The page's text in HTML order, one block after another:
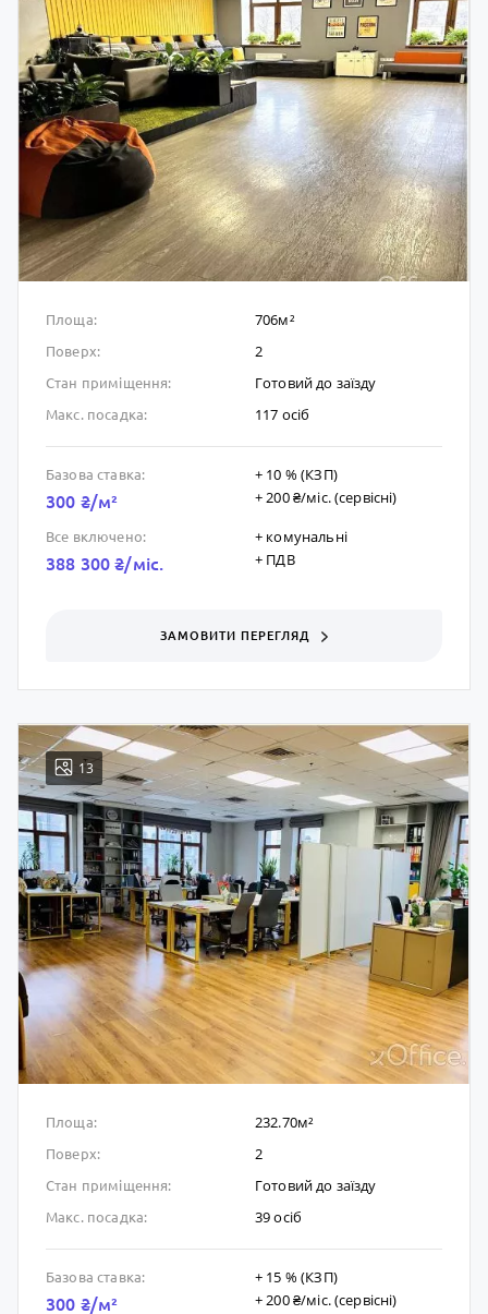
Площа: 706м²
Поверх: 2
Стан приміщення: Готовий до заïзду
Макс. посадка: 117 осіб
Базова ставка:
300 ₴/м²
+ 10 % (КЗП)
+ 200 ₴/мic. (сервісні)
Все включено:
388 300 ₴/мic.
+ комунальні
+ ПДВ
ЗАМОВИТИ ПЕРЕГЛЯД
13
Площа: 232.70м²
Поверх: 2
Стан приміщення: Готовий до заïзду
Макс. посадка: 39 осіб
Базова ставка:
300 ₴/м²
+ 15 % (КЗП)
+ 200 ₴/мic. (сервісні)